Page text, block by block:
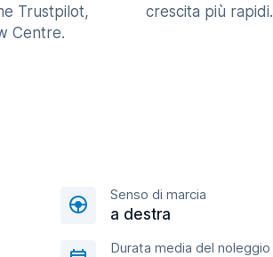
Trustpilot,
Centre.
crescita più rapidi.
Senso di marcia
a destra
Durata media del noleggio